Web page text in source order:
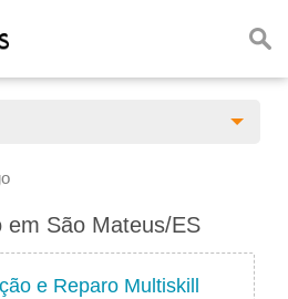
em São Mateus/ES
e Reparo Multiskill